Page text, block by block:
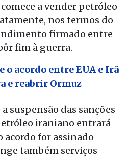
a vender petróleo
nos termos do
firmado entre
fim à guerra.
o acordo entre EUA e Irã
e reabrir Ormuz
suspensão das sanções
iraniano entrará
acordo for assinado
também serviços